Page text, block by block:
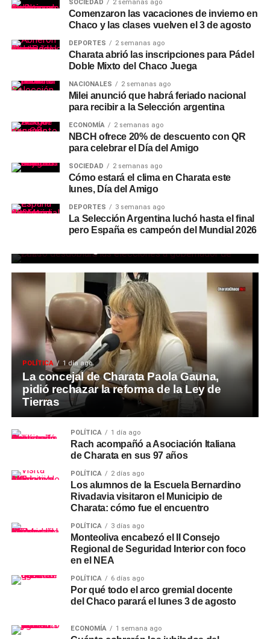
SOCIEDAD 2 semanas ago
Comenzaron las vacaciones de invierno en
Chaco y las clases vuelven el 3 de agosto
DEPORTES 2 semanas ago
Charata abrió las inscripciones para Pádel
Doble Mixto del Chaco Juega
NACIONALES 2 semanas ago
Milei anunció que habrá feriado nacional
para recibir a la Selección argentina
ECONOMÍA 2 semanas ago
NBCH ofrece 20% de descuento con QR
para celebrar el Día del Amigo
SOCIEDAD 2 semanas ago
Cómo estará el clima en Charata este
lunes, Día del Amigo
DEPORTES 3 semanas ago
La Selección Argentina luchó hasta el final
pero España es campeón del Mundial 2026
9 horas ago
Chaco confirmó que desdoblará las
POLÍTICA 1 día ago
La concejal de Charata Paola Gauna,
pidió rechazar la reforma de la Ley de
Tierras
POLÍTICA 1 día ago
Rach acompañó a Asociación Italiana
de Charata en sus 97 años
POLÍTICA 2 días ago
Los alumnos de la Escuela Bernardino
Rivadavia visitaron el Municipio de
Charata: cómo fue el encuentro
POLÍTICA 3 días ago
Monteoliva encabezó el II Consejo
Regional de Seguridad Interior con foco
en el NEA
POLÍTICA 6 días ago
Por qué todo el arco gremial docente
del Chaco parará el lunes 3 de agosto
ECONOMÍA 1 semana ago